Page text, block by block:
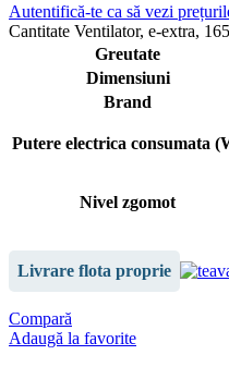
Autentifică-te ca să vezi
Cantitate Ventilator, e-extra,
Greutate
Dimensiuni
Brand
Putere electrica consumata
Nivel zgomot
Livrare flota proprie
Compară
Adaugă la favorite